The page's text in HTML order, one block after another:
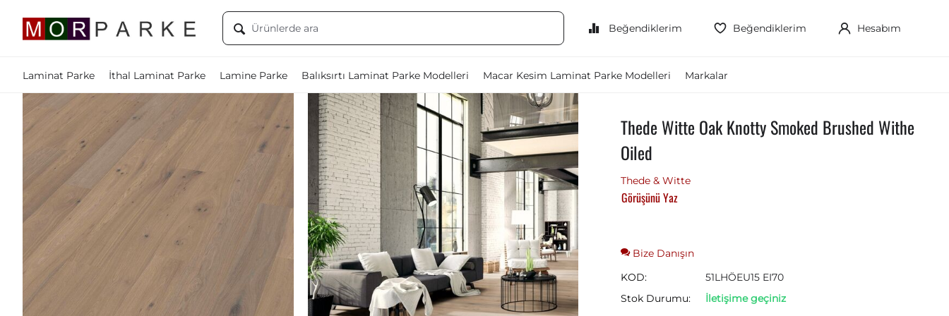
Beğendiklerim Beğendiklerim Hesabım
Laminat Parke İthal Laminat Parke Lamine Parke Balıksırtı Laminat Parke Modelleri Macar Kesim Laminat Parke Modelleri Markalar
Thede Witte Oak Knotty Smoked Brushed Withe
Oiled
Thede & Witte
Görüşünü Yaz
Bize Danışın
KOD:
51LHÖEU15 EI70
Stok Durumu:
İletişime geçiniz